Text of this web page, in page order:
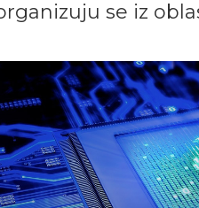
se iz